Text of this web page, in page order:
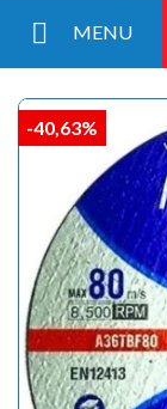
MENU
-40,63%